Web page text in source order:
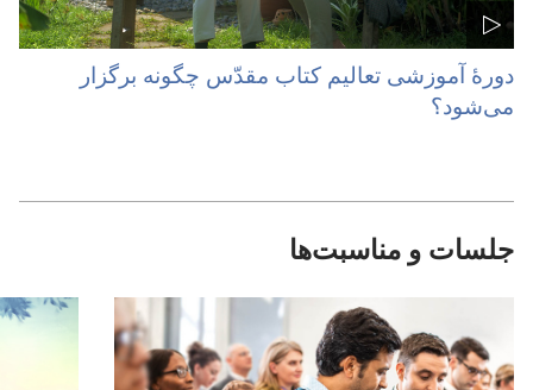
دورهٔ آموزشی تعالیم کتاب مقدّس چگونه برگزار
می‌شود؟‏
جلسات و مناسبت‌ها